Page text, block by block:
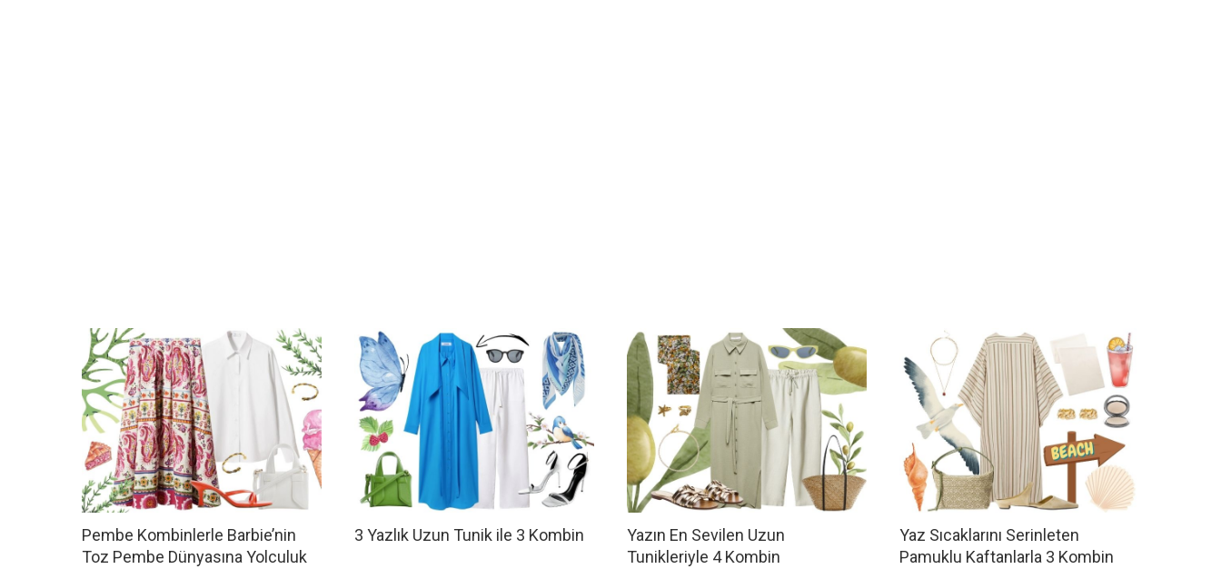
Pembe Kombinlerle Barbie’nin
Toz Pembe Dünyasına Yolculuk
3 Yazlık Uzun Tunik ile 3 Kombin
Yazın En Sevilen Uzun
Tunikleriyle 4 Kombin
Yaz Sıcaklarını Serinleten
Pamuklu Kaftanlarla 3 Kombin